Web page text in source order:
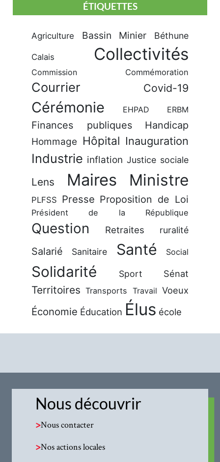
ÉTIQUETTES
Agriculture Bassin Minier Béthune
Calais Collectivités
Commission Commémoration
Courrier Covid-19
Cérémonie EHPAD ERBM
Finances publiques Handicap
Hommage Hôpital Inauguration
Industrie inflation Justice sociale
Lens Maires Ministre
PLFSS Presse Proposition de Loi
Président de la République
Question Retraites ruralité
Salarié Sanitaire Santé Social
Solidarité Sport Sénat
Territoires Transports Travail Voeux
Économie Éducation Élus école
Nous découvrir
>Nous contacter
>Nos actions locales